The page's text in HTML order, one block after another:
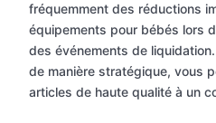
fréquemment des réductions
équipements pour bébés lors
des événements de
de manière stratégique, vous
articles de haute qualité à un